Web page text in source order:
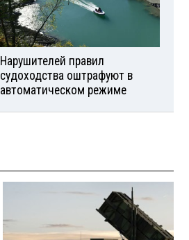
Нарушителей правил
судоходства оштрафуют в
автоматическом режиме